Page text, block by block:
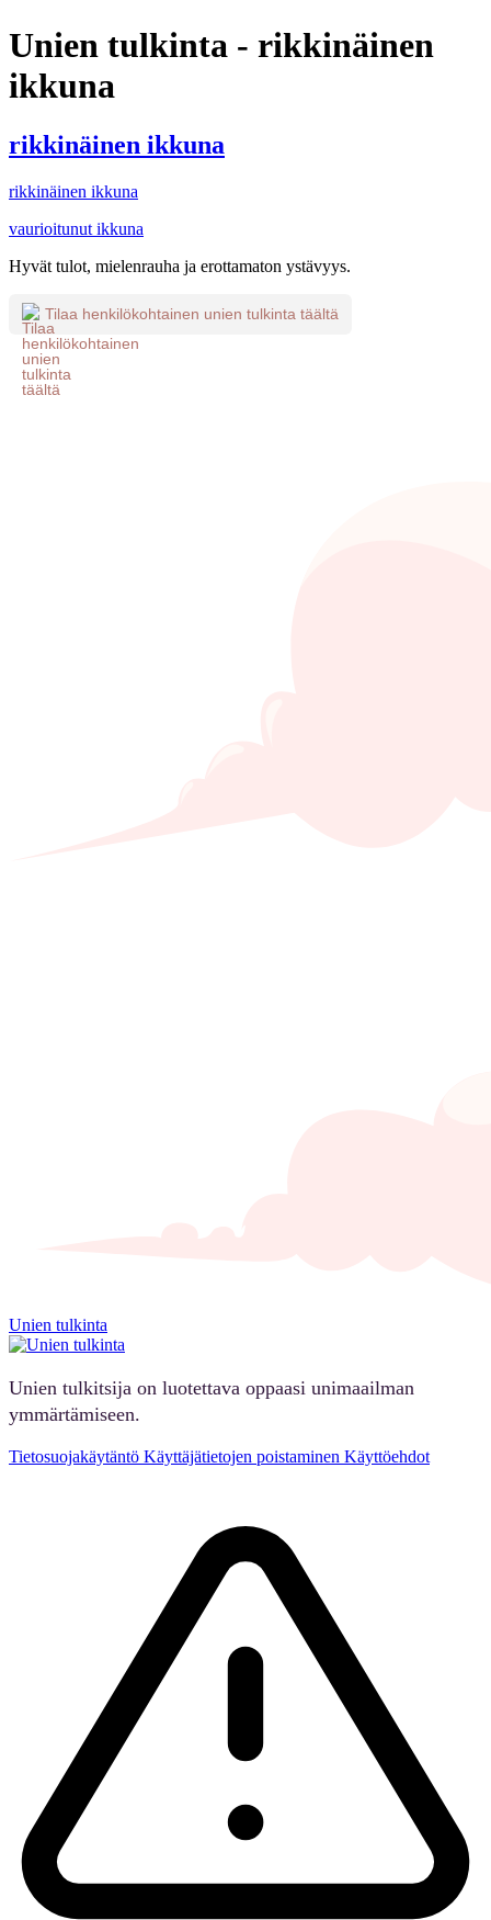
Unien tulkinta - rikkinäinen
ikkuna
rikkinäinen ikkuna
rikkinäinen ikkuna
vaurioitunut ikkuna
Hyvät tulot, mielenrauha ja erottamaton ystävyys.
Tilaa henkilökohtainen unien tulkinta täältä
Unien tulkinta
Unien tulkitsija on luotettava oppaasi unimaailman
ymmärtämiseen.
Tietosuojakäytäntö Käyttäjätietojen poistaminen Käyttöehdot